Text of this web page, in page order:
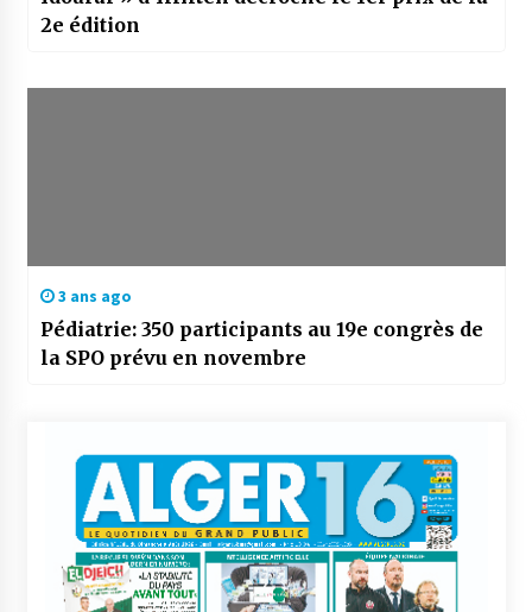
2e édition
3 ans ago
Pédiatrie: 350 participants au 19e congrès de
la SPO prévu en novembre